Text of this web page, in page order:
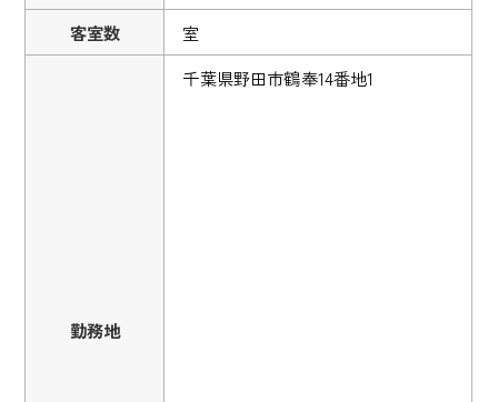
客室数
室
勤務地
千葉県野田市鶴奉14番地1